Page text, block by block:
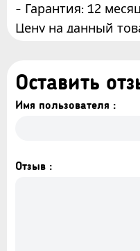
- Гарантия: 12
Цену на данный
Важная
Оставить
Имя пользователя :
Отзыв :